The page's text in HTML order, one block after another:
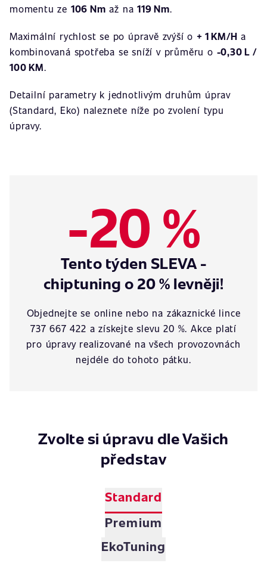
momentu ze 106 Nm až na119 Nm.
Maximální rychlost se po úpravě zvýší o + 1 KM/H a
kombinovaná spotřeba se sníží v průměru o -0,30 L /
100 KM.
Detailní parametry k jednotlivým druhům úprav
(Standard, Eko) naleznete níže po zvolení typu
úpravy.
-20 %
Tento týden SLEVA -
chiptuning o 20 % levněji!
Objednejte se online nebo na zákaznické lince
737 667 422 a získejte slevu 20 %. Akce platí
pro úpravy realizované na všech provozovnách
nejdéle do tohoto pátku.
Zvolte si úpravu dle Vašich
představ
Standard
Premium
EkoTuning